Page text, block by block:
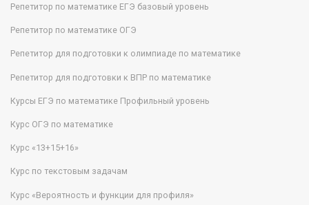
Репетитор по математике ЕГЭ базовый уровень
Репетитор по математике ОГЭ
Репетитор для подготовки к олимпиаде по математике
Репетитор для подготовки к ВПР по математике
Курсы ЕГЭ по математике Профильный уровень
Курс ОГЭ по математике
Курс «13+15+16»
Курс по текстовым задачам
Курс «Вероятность и функции для профиля»